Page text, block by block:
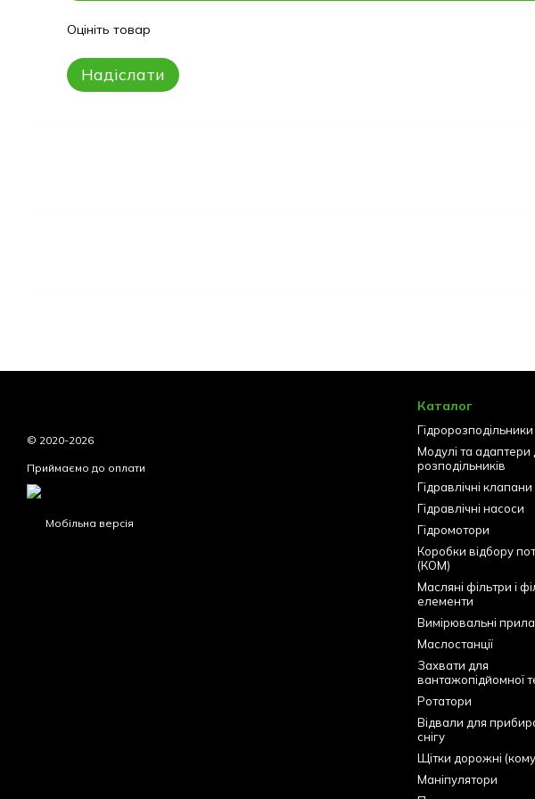
Оцініть товар
Надіслати
© 2020-2026
Приймаємо до оплати
Мобільна версія
Каталог
Гідророзподільники
Модулі та адаптери
розподільників
Гідравлічні клапани
Гідравлічні насоси
Гідромотори
Коробки відбору
(КОМ)
Масляні фільтри і
елементи
Вимірювальні
Маслостанції
Захвати для
вантажопідйомної
Ротатори
Відвали для
снігу
Щітки дорожні
Маніпулятори